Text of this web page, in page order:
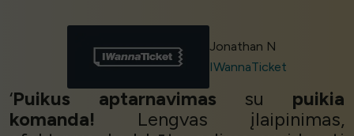
Jonathan N
IWannaTicket
‘Puikus aptarnavimas su puikia
komanda! Lengvas įlaipinimas,